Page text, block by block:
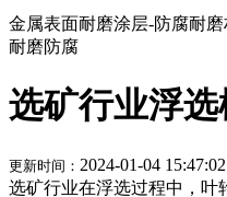
金属表面耐磨涂层-防腐耐
耐磨防腐
选矿行业浮
更新时间： 2024-01-04 15:47:02
选矿行业在浮选过程中，叶